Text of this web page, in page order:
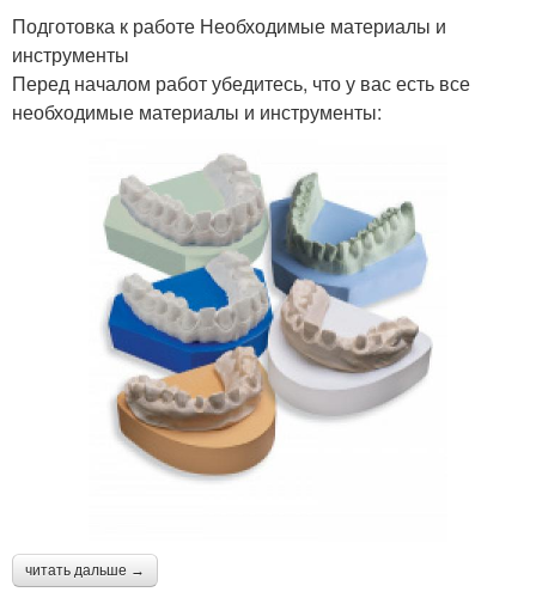
Подготовка к работе Необходимые материалы и
инструменты
Перед началом работ убедитесь, что у вас есть все
необходимые материалы и инструменты:
читать дальше →